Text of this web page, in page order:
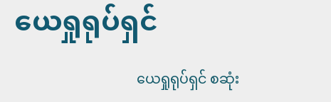
ယေရှုရုပ်ရှင်
ယေရှုရုပ်ရှင် စဆုံး